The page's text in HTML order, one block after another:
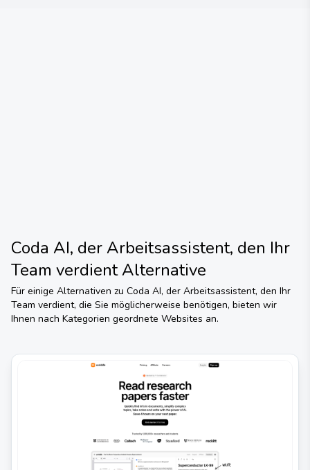
Coda AI, der Arbeitsassistent, den Ihr
Team verdient Alternative
Für einige Alternativen zu Coda AI, der Arbeitsassistent, den Ihr
Team verdient, die Sie möglicherweise benötigen, bieten wir
Ihnen nach Kategorien geordnete Websites an.